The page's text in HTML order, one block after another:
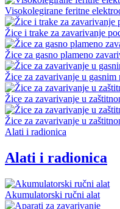
Visokolegirane feritne
Žice i trake za zavarivanje
Žice za gasno plameno
Žice za zavarivanje u
Žice za zavarivanje u
Žice za zavarivanje u
Alati i radionica
Alati i radionica
Akumulatorski ručni alat